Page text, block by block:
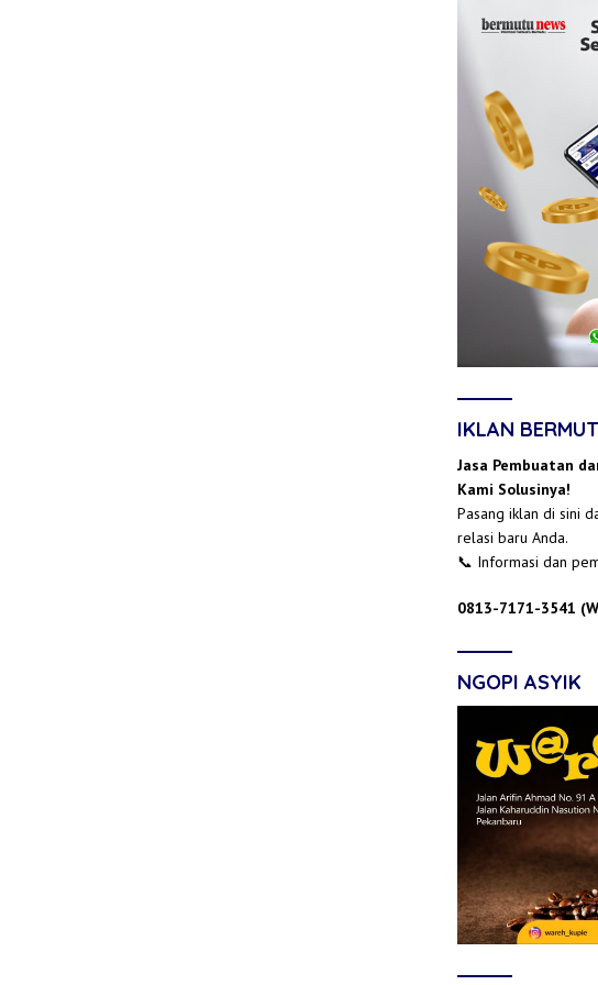
IKLAN
Jasa Pembuatan
Kami Solusinya!
Pasang iklan di sini
relasi baru Anda.
📞 Informasi dan
0813-7171-3541
NGOPI ASYIK